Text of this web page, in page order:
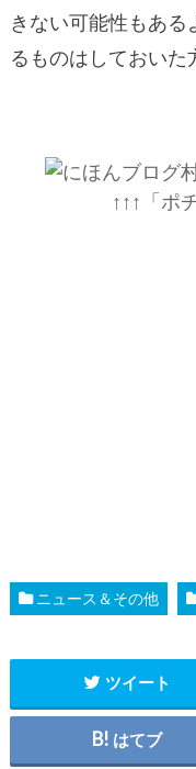
きない可能性もある
るものはしておいた
↑↑↑「ポ
ニュース＆その他
ツイート
はてブ